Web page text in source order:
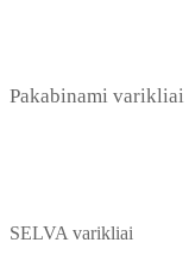
Pakabinami varikliai
SELVA varikliai